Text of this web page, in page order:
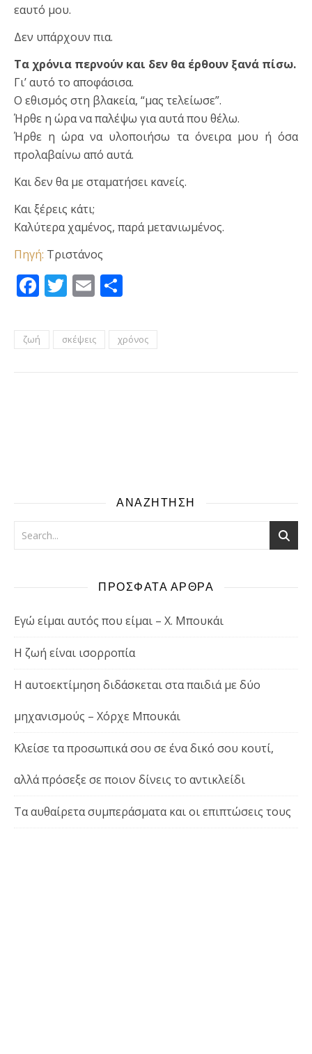
εαυτό μου.
Δεν υπάρχουν πια.
Τα χρόνια περνούν και δεν θα έρθουν ξανά πίσω.
Γι’ αυτό το αποφάσισα.
Ο εθισμός στη βλακεία, “μας τελείωσε”.
Ήρθε η ώρα να παλέψω για αυτά που θέλω.
Ήρθε η ώρα να υλοποιήσω τα όνειρα μου ή όσα
προλαβαίνω από αυτά.
Και δεν θα με σταματήσει κανείς.
Και ξέρεις κάτι;
Καλύτερα χαμένος, παρά μετανιωμένος.
Πηγή: Τριστάνος
Facebook
Twitter
Email
ζωή σκέψεις χρόνος
ΑΝΑΖΗΤΗΣΗ
ΠΡΟΣΦΑΤΑ ΑΡΘΡΑ
Εγώ είμαι αυτός που είμαι – Χ. Μπουκάι
Η ζωή είναι ισορροπία
Η αυτοεκτίμηση διδάσκεται στα παιδιά με δύο
μηχανισμούς – Χόρχε Μπουκάι
Κλείσε τα προσωπικά σου σε ένα δικό σου κουτί,
αλλά πρόσεξε σε ποιον δίνεις το αντικλείδι
Τα αυθαίρετα συμπεράσματα και οι επιπτώσεις τους